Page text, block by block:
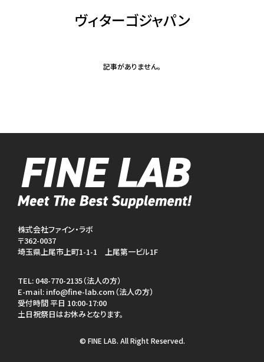
ヴィターゴジャパン
記事がありません。
株式会社ファイン・ラボ
〒362-0037
埼玉県上尾市上町1-1-1 上尾第一ビル1F
TEL: 048-770-2135（法人の方）
E-mail: info@fine-lab.com（法人の方）
受付時間 平日 10:00-17:00
土日祝祭日はお休みとなります。
© FINE LAB. All Right Reserved.